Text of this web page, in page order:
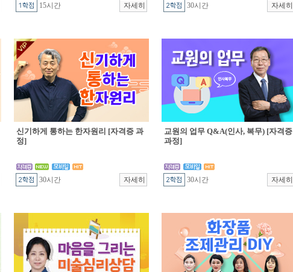
15시간 30시간
신기하게 통하는 한자원리 [자격증 과
정]
30시간
교원의 업무 Q&A(인사, 복무) [자격증
과정]
30시간